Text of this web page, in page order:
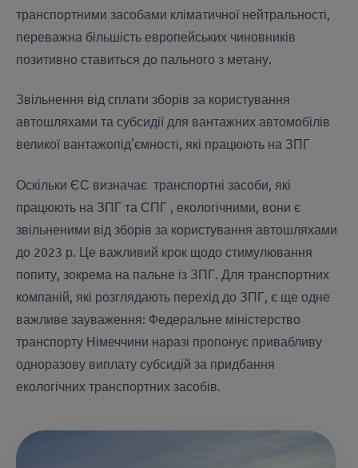
транспортними засобами кліматичної нейтральності,
переважна більшість европейських чиновників
позитивно ставиться до пального з метану.
Звільнення від сплати зборів за користування
автошляхами та субсидії для вантажних автомобілів
великої вантажопід'ємності, які працюють на ЗПГ
Оскільки ЄС визначає транспортні засоби, які
працюють на ЗПГ та СПГ , екологічними, вони є
звільненими від зборів за користування автошляхами
до 2023 р. Це важливий крок щодо стимулювання
попиту, зокрема на пальне із ЗПГ. Для транспортних
компаній, які розглядають перехід до ЗПГ, є ще одне
важливе зауваження: Федеральне міністерство
транспорту Німеччини наразі пропонує привабливу
одноразову виплату субсидій за придбання
екологічних транспортних засобів.